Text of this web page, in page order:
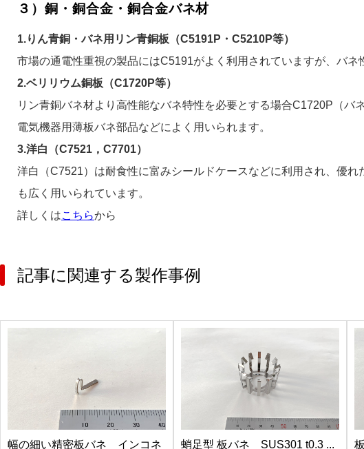
３）銅・銅合金・銅合金バネ材
1.りん青銅・バネ用リン青銅板（C5191P・C5210P等）
市場の通電性重視の製品にはC5191がよく利用されていますが、バ
2.ベリリウム銅板（C1720P等）
リン青銅バネ材より高性能なバネ特性を必要とする場合C1720P（バ
電気機器用薄板バネ部品などによく用いられます。
3.洋白（C7521，C7701）
洋白（C7521）は耐食性に富みシールドケースなどに利用され、優
も広く用いられています。
詳しくはこちらから
記事に関連する製作事例
幅の細い精密板バネ インコネ 蛸足型 板バネ SUS301 t0.3 ...